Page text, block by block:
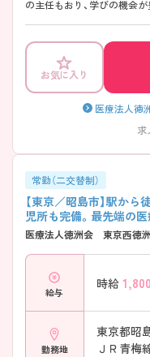
の主任もおり、学びの機会が豊富な病院です
で乗り換えなしでアクセス
お気に入り
医療法人徳
求
常勤（二交替制）
【東京／昭島市】駅か
児所も完備。最先端の
医療法人徳洲会 東京西徳
給与
時給 1,800
勤務地
東京都昭
ＪＲ青梅